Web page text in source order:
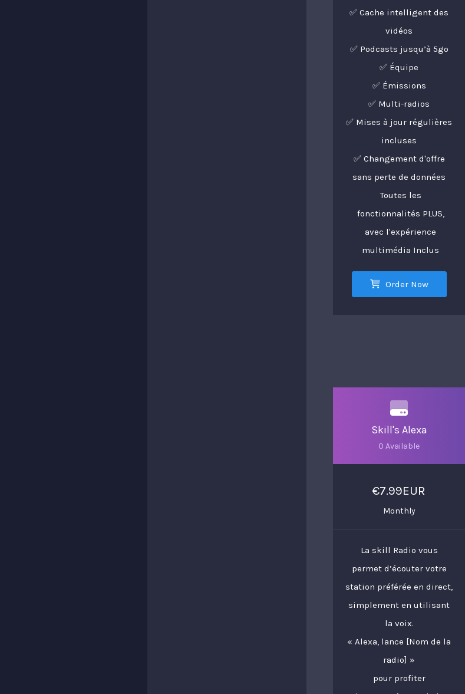
✅ Cache intelligent des
vidéos
✅ Podcasts jusqu’à 5go
✅ Équipe
✅ Émissions
✅ Multi-radios
✅ Mises à jour régulières
incluses
✅ Changement d'offre
sans perte de données
Toutes les
fonctionnalités PLUS,
avec l'expérience
multimédia Inclus
Order Now
Skill's Alexa
0 Available
€7.99EUR
Monthly
La skill Radio vous
permet d’écouter votre
station préférée en direct,
simplement en utilisant
la voix.
« Alexa, lance [Nom de la
radio] »
pour profiter